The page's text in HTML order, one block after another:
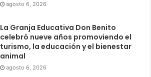
agosto 6, 2026
La Granja Educativa Don Benito
celebró nueve años promoviendo el
turismo, la educación y el bienestar
animal
agosto 6, 2026